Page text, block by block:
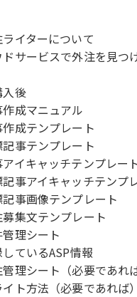
イターについて
ドサービスで外注を見つ
後
作成マニュアル
作成テンプレート
記事テンプレート
アイキャッチテンプレー
記事アイキャッチテンプ
記事画像テンプレート
募集文テンプレート
管理シート
しているASP情報
管理シート（必要であれば
イト方法（必要であれば）